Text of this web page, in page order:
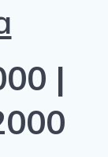
|